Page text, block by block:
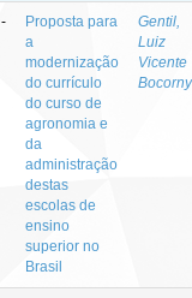
-
Proposta para
a
modernização
do currículo
do curso de
agronomia e
da
administração
destas
escolas de
ensino
superior no
Brasil
Gentil,
Luiz
Vicente
Bocorny